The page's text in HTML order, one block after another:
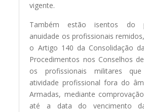
vigente.
Também estão isentos do
anuidade os profissionais
o Artigo 140 da Consolidação
Procedimentos nos Conselhos
os profissionais militares
atividade profissional fora do
Armadas, mediante
até a data do vencimento